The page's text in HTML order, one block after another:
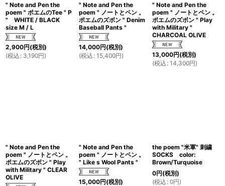
" Note and Pen the
poem " ポエムのTee " P
" WHITE / BLACK
size M / L
2,900円(税別)
(税込 : 3,190円)
" Note and Pen the
poem " ノートとペン 。
ポエムのズボン " Denim
Baseball Pants "
14,000円(税別)
(税込 : 15,400円)
" Note and Pen the
poem " ノートとペン 。
ポエムのズボン " Play
with Military "
CHARCOAL OLIVE
13,000円(税別)
(税込 : 14,300円)
" Note and Pen the
poem " ノートとペン 。
ポエムのズボン " Play
with Military " CLEAR
OLIVE
" Note and Pen the
poem " ノートとペン 。
" Like s Wool Pants "
15,000円(税別)
the poem "米軍" 刺繍
SOCKS color:
Brown/Turquoise
0円(税別)
(税込 : 0円)